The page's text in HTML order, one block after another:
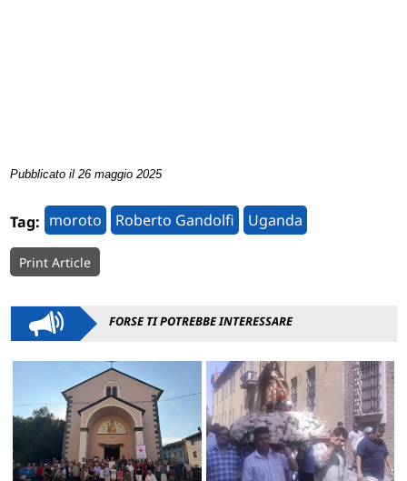
Pubblicato il 26 maggio 2025
Tag: moroto Roberto Gandolfi Uganda
Print Article
FORSE TI POTREBBE INTERESSARE